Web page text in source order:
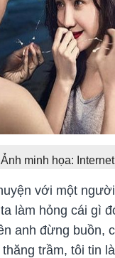
Ảnh minh họa: Internet
với một
làm hỏng cái gì
anh đừng buồn,
trầm, tôi tin